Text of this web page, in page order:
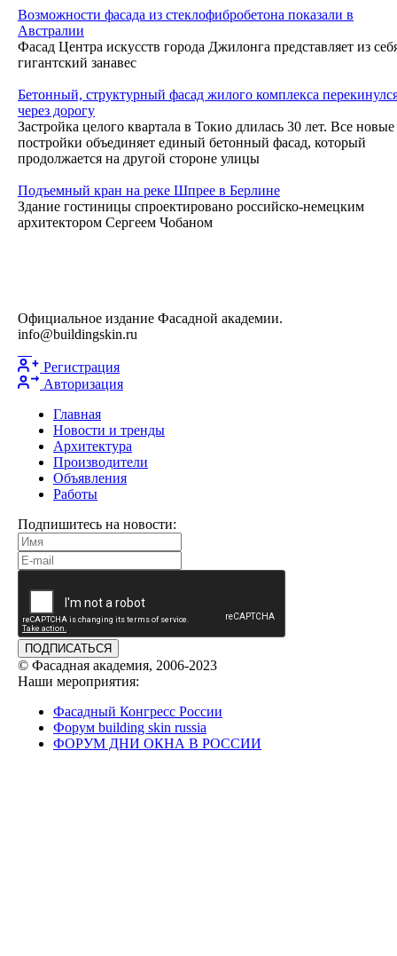
Возможности фасада из стеклофибробетона показали в
Австралии
Фасад Центра искусств города Джилонга представляет из
гигантский занавес
Бетонный, структурный фасад жилого комплекса
через дорогу
Застройка целого квартала в Токио длилась 30 лет. Все новые
постройки объединяет единый бетонный фасад, который
продолжается на другой стороне улицы
Подъемный кран на реке Шпрее в Берлине
Здание гостиницы спроектировано российско-немецким
архитектором Сергеем Чобаном
Официальное издание Фасадной академии.
info@buildingskin.ru
Регистрация
Авторизация
Главная
Новости и тренды
Архитектура
Производители
Объявления
Работы
Подпишитесь на новости:
ПОДПИСАТЬСЯ
© Фасадная академия, 2006-2023
Наши мероприятия:
Фасадный Конгресс России
Форум building skin russia
ФОРУМ ДНИ ОКНА В РОССИИ